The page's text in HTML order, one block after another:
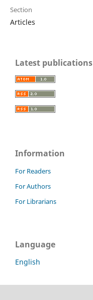
Section
Articles
Latest publications
Information
For Readers
For Authors
For Librarians
Language
English